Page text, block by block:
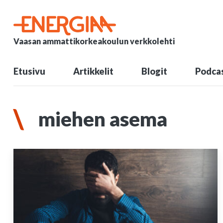
Vaasan ammattikorkeakoulun verkkolehti
Etusivu Artikkelit Blogit
miehen asema